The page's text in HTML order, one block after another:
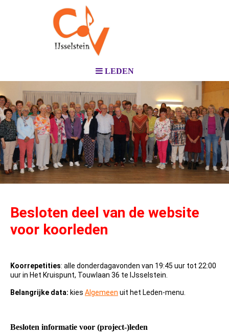
LEDEN
Besloten deel van de website
voor koorleden
Koorrepetities: alle donderdagavonden van 19:45 uur tot 22:00
uur in Het Kruispunt, Touwlaan 36 te IJsselstein.
Belangrijke data: kies Algemeen uit het Leden-menu.
Besloten informatie voor (project-)leden